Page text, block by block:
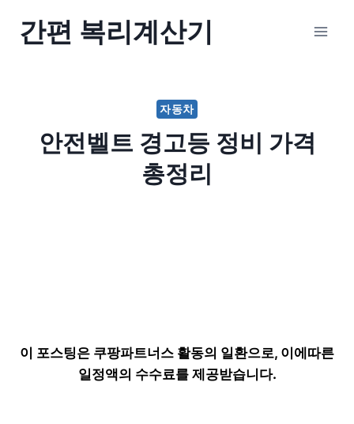
간편 복리계산기
자동차
안전벨트 경고등 정비 가격
총정리
이 포스팅은 쿠팡파트너스 활동의 일환으로, 이에따른
일정액의 수수료를 제공받습니다.